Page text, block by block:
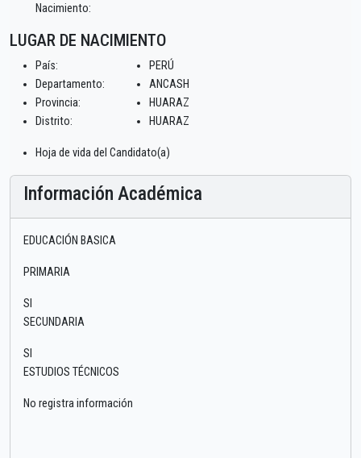
Nacimiento:
LUGAR DE NACIMIENTO
País:
Departamento:
Provincia:
Distrito:
PERÚ
ANCASH
HUARAZ
HUARAZ
Hoja de vida del Candidato(a)
Información Académica
EDUCACIÓN BASICA
PRIMARIA
SI
SECUNDARIA
SI
ESTUDIOS TÉCNICOS
No registra información